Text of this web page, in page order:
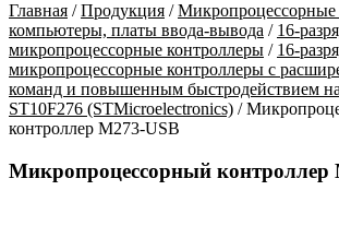
Главная /Продукция /Микропроцессорные
компьютеры, платы ввода-вывода / 16-
микропроцессорные контроллеры / 16-
микропроцессорные контроллеры c
команд и повышенным быстродействием на
ST10F276 (STMicroelectronics) /
контроллер M273-USB
Микропроцессорный контроллер